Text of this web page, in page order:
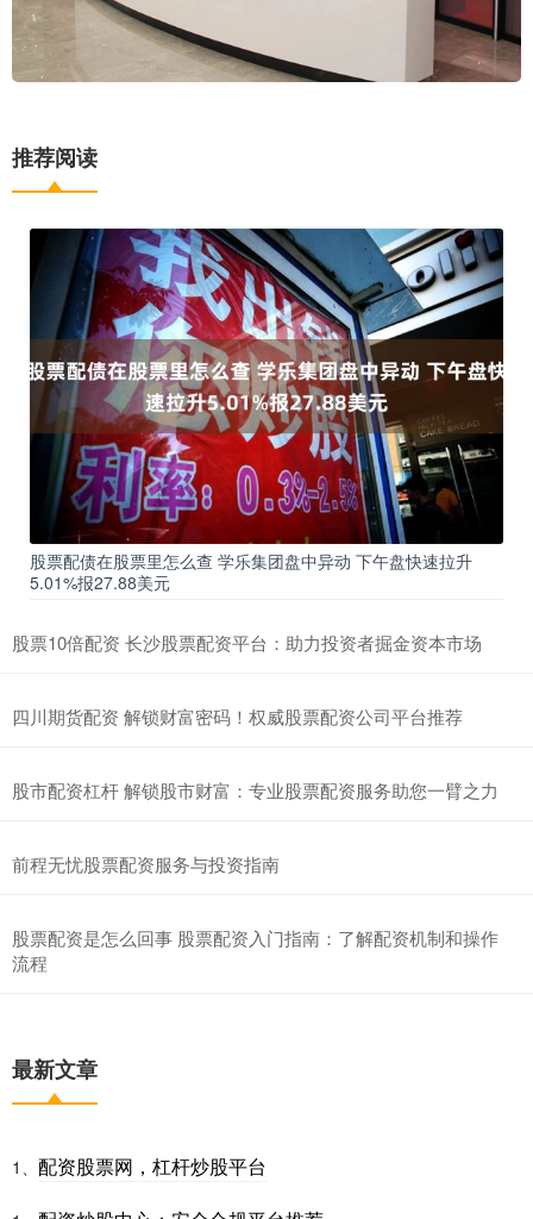
推荐阅读
股票配债在股票里怎么查 学乐集团盘中异动 下午盘快速拉升
5.01%报27.88美元
股票10倍配资 长沙股票配资平台：助力投资者掘金资本市场
四川期货配资 解锁财富密码！权威股票配资公司平台推荐
股市配资杠杆 解锁股市财富：专业股票配资服务助您一臂之力
前程无忧股票配资服务与投资指南
股票配资是怎么回事 股票配资入门指南：了解配资机制和操作
流程
最新文章
1、 配资股票网，杠杆炒股平台